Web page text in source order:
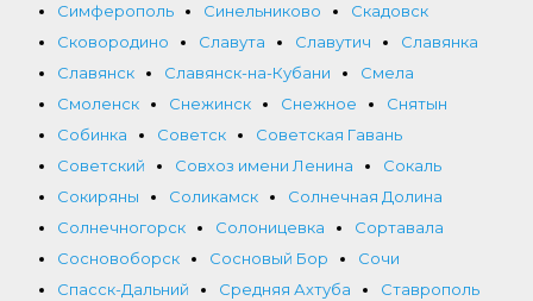
Симферополь
Синельниково
Скадовск
Сковородино
Славута Славутич
Славянка
Славянск
Славянск-на-Кубани
Смела
Смоленск
Снежинск Снежное
Снятын
Собинка
Советск
Советская Гавань
Советский
Совхоз имени Ленина
Сокаль
Сокиряны
Соликамск
Солнечная Долина
Солнечногорск
Солоницевка
Сортавала
Сосновоборск
Сосновый Бор
Сочи
Спасск-Дальний
Средняя Ахтуба
Ставрополь